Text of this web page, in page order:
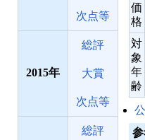
次点等
2015
総評
大賞
次点等
総評
価
格
対
象
年
齢